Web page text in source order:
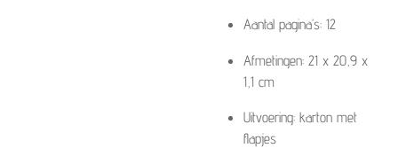
Aantal pagina’s: 12
Afmetingen: 21 x 20,9 x
1,1 cm
Uitvoering: karton met
flapjes